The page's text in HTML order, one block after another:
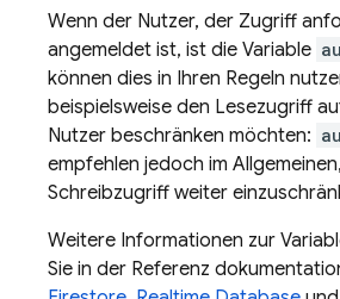
Wenn der Nutzer, der Zugriff
angemeldet ist, ist die Variable
können dies in Ihren Regeln
beispielsweise den Lesezugriff
Nutzer beschränken möchten:
empfehlen jedoch im
Schreibzugriff weiter
Weitere Informationen zur
Sie in der Referenz